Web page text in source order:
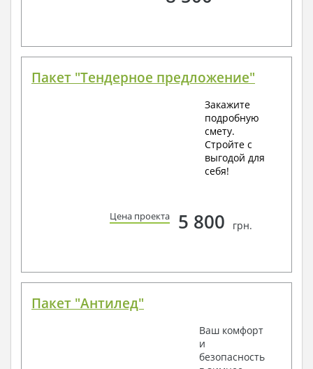
Пакет "Тендерное предложение"
Закажите
подробную
смету.
Стройте с
выгодой для
себя!
Цена проекта 5 800 грн.
Пакет "Антилед"
Ваш комфорт
и
безопасность